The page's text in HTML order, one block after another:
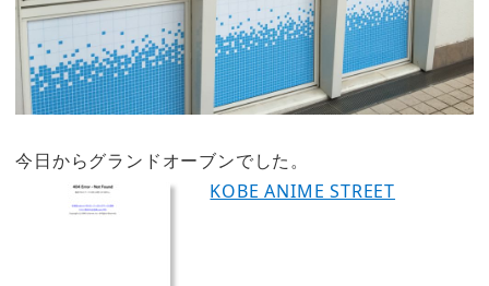
今日からグランドオーブンでした。
KOBE ANIME STREET